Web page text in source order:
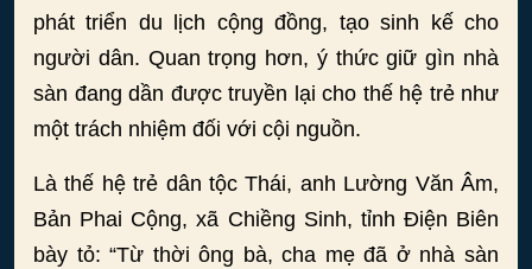
phát triển du lịch cộng đồng, tạo sinh kế cho
người dân. Quan trọng hơn, ý thức giữ gìn nhà
sàn đang dần được truyền lại cho thế hệ trẻ như
một trách nhiệm đối với cội nguồn.
Là thế hệ trẻ dân tộc Thái, anh Lường Văn Âm,
Bản Phai Cộng, xã Chiềng Sinh, tỉnh Điện Biên
bày tỏ: “Từ thời ông bà, cha mẹ đã ở nhà sàn